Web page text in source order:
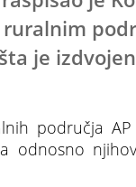
je
područja
odnosno